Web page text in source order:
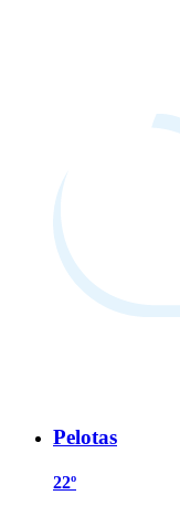
Pelotas
22º